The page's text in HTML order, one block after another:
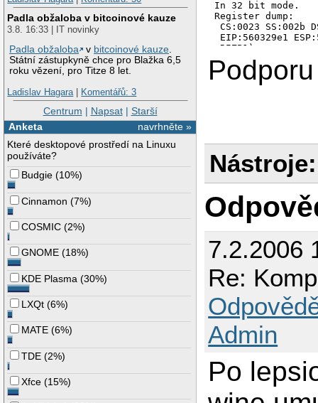
Padla obžaloba v bitcoinové kauze
3.8. 16:33 | IT novinky
Padla obžaloba
v bitcoinové kauze.
Státní zástupkyně chce pro Blažka 6,5
roku vězení, pro Titze 8 let.
Ladislav Hagara| Komentářů: 3
Centrum | Napsat| Starší
navrhněte »
Anketa
Které desktopové prostředí na Linuxu
používáte?
Budgie (10%)
Cinnamon (7%)
COSMIC (2%)
GNOME (18%)
KDE Plasma (30%)
LXQt (6%)
MATE (6%)
TDE (2%)
Xfce (15%)
In 32 bit mode.
Register dump:
CS:0023 SS:002b
EIP:560329e1
-RIZP1)
EAX:00000000
ESI:7c158278
Stack dump:
0x00000050:
Backtrace:
=>1 0x560329e1
2 0x00000001
0x560329e1: movl
Modules:
Module
ELF
ELF
ELF
Nástroje:
7.2.2006
Re:
Admin
Po